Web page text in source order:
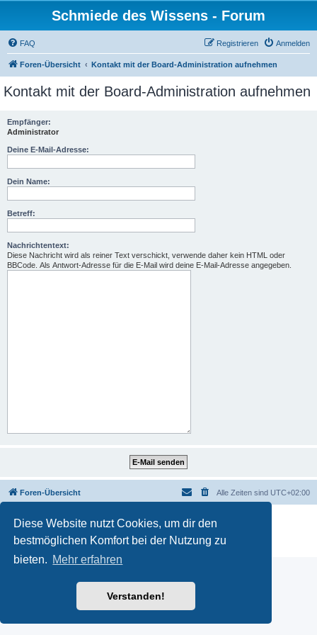
Diese Website nutzt Cookies, um dir den
bestmöglichen Komfort bei der Nutzung zu
bieten. Mehr erfahren
Verstanden!
Schmiede des Wissens - Forum
FAQ Anmelden
Registrieren
Foren-Übersicht Kontakt mit der Board-Administration aufnehmen
Kontakt mit der Board-Administration aufnehmen
Empfänger:
Administrator
Deine E-Mail-Adresse:
Dein Name:
Betreff:
Nachrichtentext:
Diese Nachricht wird als reiner Text verschickt, verwende daher kein HTML oder
BBCode. Als Antwort-Adresse für die E-Mail wird deine E-Mail-Adresse angegeben.
Foren-Übersicht Alle Zeiten sind UTC+02:00
Powered by phpBB
® Forum Software © phpBB Limited
Deutsche Übersetzung durch
Datenschutz|Nutzungsbedingungen